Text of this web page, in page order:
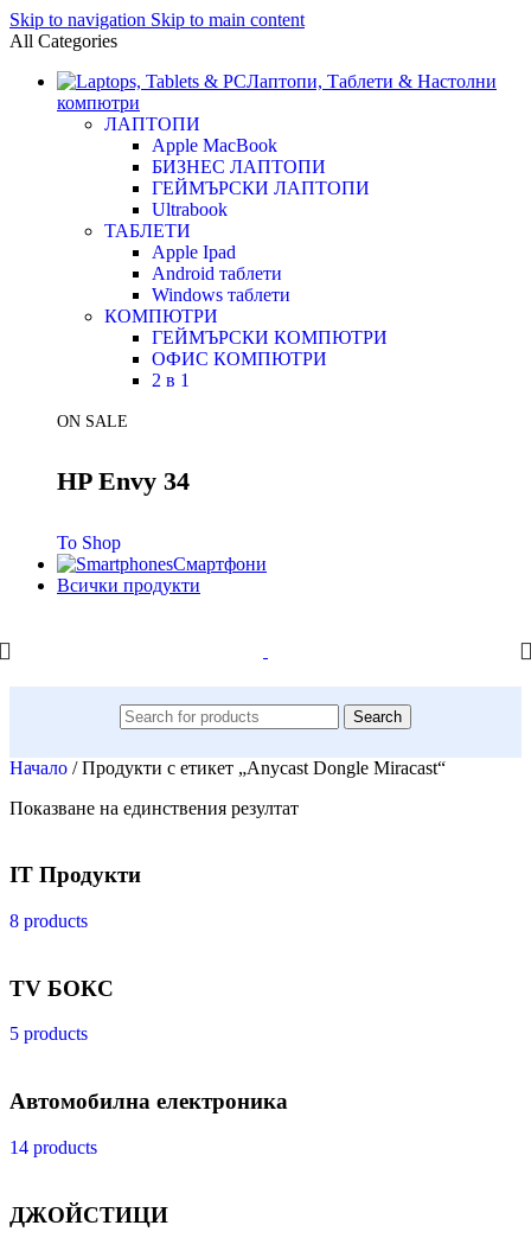
Skip to navigation Skip to main content
All Categories
Лаптопи, Таблети & Настолни
компютри
ЛАПТОПИ
Apple MacBook
БИЗНЕС ЛАПТОПИ
ГЕЙМЪРСКИ ЛАПТОПИ
Ultrabook
ТАБЛЕТИ
Apple Ipad
Android таблети
Windows таблети
КОМПЮТРИ
ГЕЙМЪРСКИ КОМПЮТРИ
ОФИС КОМПЮТРИ
2 в 1
ON SALE
HP Envy 34
To Shop
Смартфони
Всички продукти
Search
Начало / Продукти с етикет „Anycast Dongle Miracast“
Показване на единствения резултат
IT Продукти
8 products
TV БОКС
5 products
Автомобилна електроника
14 products
ДЖОЙСТИЦИ